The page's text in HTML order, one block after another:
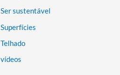
Ser sustentável
Superfícies
Telhado
vídeos